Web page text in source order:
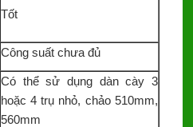
Tốt
Công suất chưa đủ
Có thể sử dụng dàn cày 3
hoặc 4 trụ nhỏ, chảo 510mm,
560mm